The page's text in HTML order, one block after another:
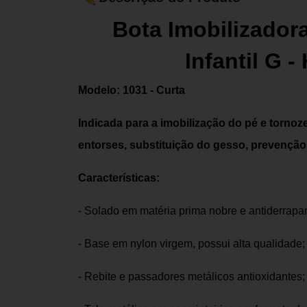
Bota
Infantil G -
Modelo: 1031 - Curta
Indicada para a imobilização do pé e
entorses, substituição do gesso,
Características:
- Solado em matéria prima nobre e
- Base em nylon virgem, possui alta qualidade;
- Rebite e passadores metálicos antioxidantes;